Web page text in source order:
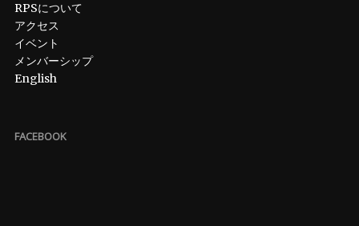
RPSについて
アクセス
イベント
メンバーシップ
English
FACEBOOK